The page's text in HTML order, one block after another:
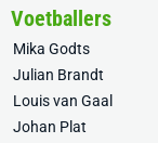
Voetballers
Mika Godts
Julian Brandt
Louis van Gaal
Johan Plat